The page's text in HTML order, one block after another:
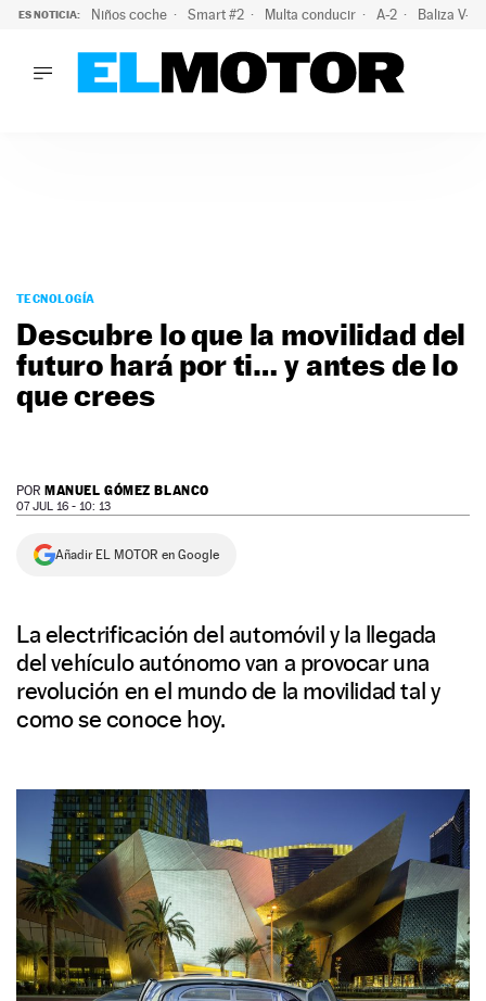
ES NOTICIA: Niños coche Smart #2 Multa conducir A-2 Baliza V-
PODCAST
MOTOS
TECNOLOGÍA
MOTORTV
NEWSLETTER
TECNOLOGÍA
Descubre lo que la movilidad del
futuro hará por ti… y antes de lo
que crees
POR MANUEL GÓMEZ BLANCO
07 JUL 16 - 10: 13
Añadir EL MOTOR en Google
La electrificación del automóvil y la llegada
del vehículo autónomo van a provocar una
revolución en el mundo de la movilidad tal y
como se conoce hoy.